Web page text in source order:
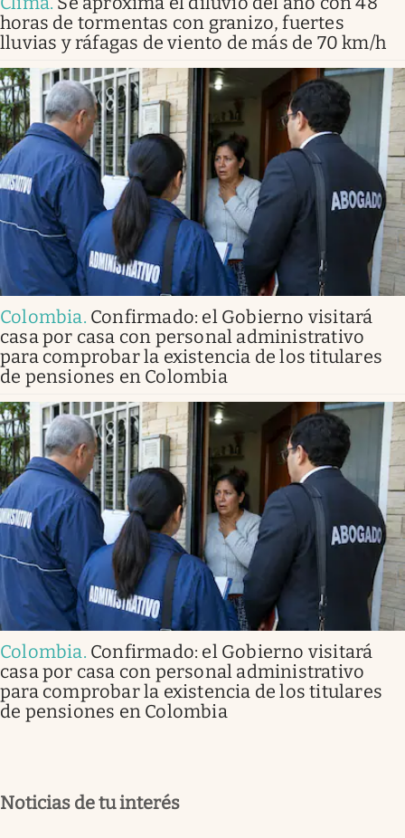
horas de tormentas con granizo, fuertes
lluvias y ráfagas de viento de más de 70 km/h
Colombia. Confirmado: el Gobierno visitará
casa por casa con personal administrativo
para comprobar la existencia de los titulares
de pensiones en Colombia
Colombia. Confirmado: el Gobierno visitará
casa por casa con personal administrativo
para comprobar la existencia de los titulares
de pensiones en Colombia
Noticias de tu interés